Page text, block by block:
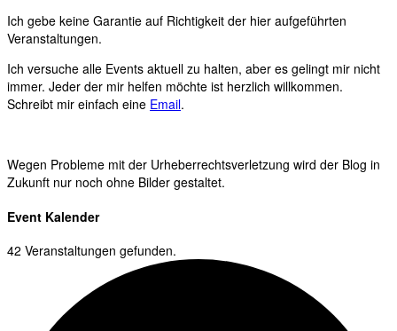
Ich gebe keine Garantie auf Richtigkeit der hier aufgeführten
Veranstaltungen.
Ich versuche alle Events aktuell zu halten, aber es gelingt mir nicht
immer. Jeder der mir helfen möchte ist herzlich willkommen.
Schreibt mir einfach eine Email.
Wegen Probleme mit der Urheberrechtsverletzung wird der Blog in
Zukunft nur noch ohne Bilder gestaltet.
Event Kalender
42 Veranstaltungen gefunden.